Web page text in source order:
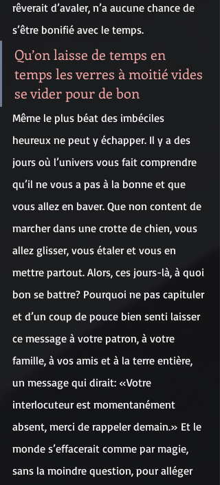
rêverait d’avaler, n’a aucune chance de
s’être bonifié avec le temps.
Qu’on laisse de temps en
temps les verres à moitié vides
se vider pour de bon
Même le plus béat des imbéciles
heureux ne peut y échapper. Il y a des
jours où l’univers vous fait comprendre
qu’il ne vous a pas à la bonne et que
vous allez en baver. Que non content de
marcher dans une crotte de chien, vous
allez glisser, vous étaler et vous en
mettre partout. Alors, ces jours-là, à quoi
bon se battre? Pourquoi ne pas capituler
et d’un coup de pouce bien senti laisser
ce message à votre patron, à votre
famille, à vos amis et à la terre entière,
un message qui dirait: «Votre
interlocuteur est momentanément
absent, merci de rappeler demain.» Et le
monde s’effacerait comme par magie,
sans la moindre question, pour alléger